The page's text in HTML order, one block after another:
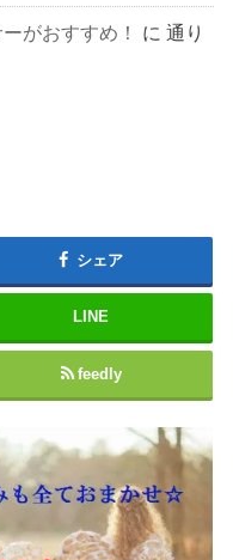
がおすすめ！ に通り
シェア
LINE
feedly